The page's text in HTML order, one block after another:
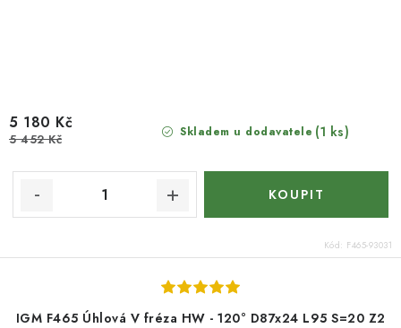
Skladem u dodavatele (1 ks)
5 180 Kč
5 452 Kč
Kód: F465-93031
IGM F465 Úhlová V fréza HW - 120° D87x24 L95 S=20 Z2